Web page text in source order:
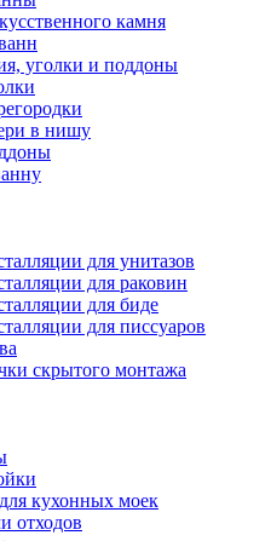
камня
уголки и поддоны
в нишу
для унитазов
для раковин
для биде
для писсуаров
скрытого монтажа
кухонных моек
отходов